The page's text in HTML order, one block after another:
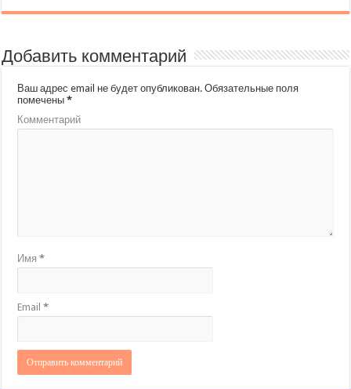
Добавить комментарий
Ваш адрес email не будет опубликован. Обязательные поля
помечены*
Комментарий
Имя*
Email*